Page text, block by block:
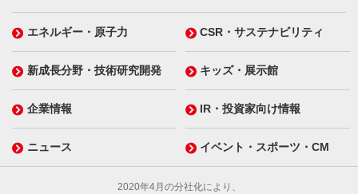
エネルギー・原子力 CSR・サステナビリティ
新成長分野・技術研究開発 キッズ・展示館
企業情報 IR・投資家向け情報
ニュース イベント・スポーツ・CM
2020年4月の分社化により、